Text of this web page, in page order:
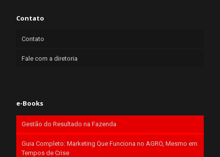
Contato
Contato
Fale com a diretoria
e-Books
Gestão do Resultado na Fazenda
Guia Completo: Marketing Que Funciona no AGRO, Mesmo em
Tempos de Crise